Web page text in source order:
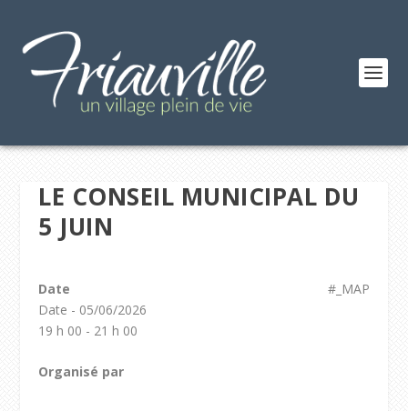
LE CONSEIL MUNICIPAL DU
5 JUIN
#_MAP
Date
Date - 05/06/2026
19 h 00 - 21 h 00
Organisé par